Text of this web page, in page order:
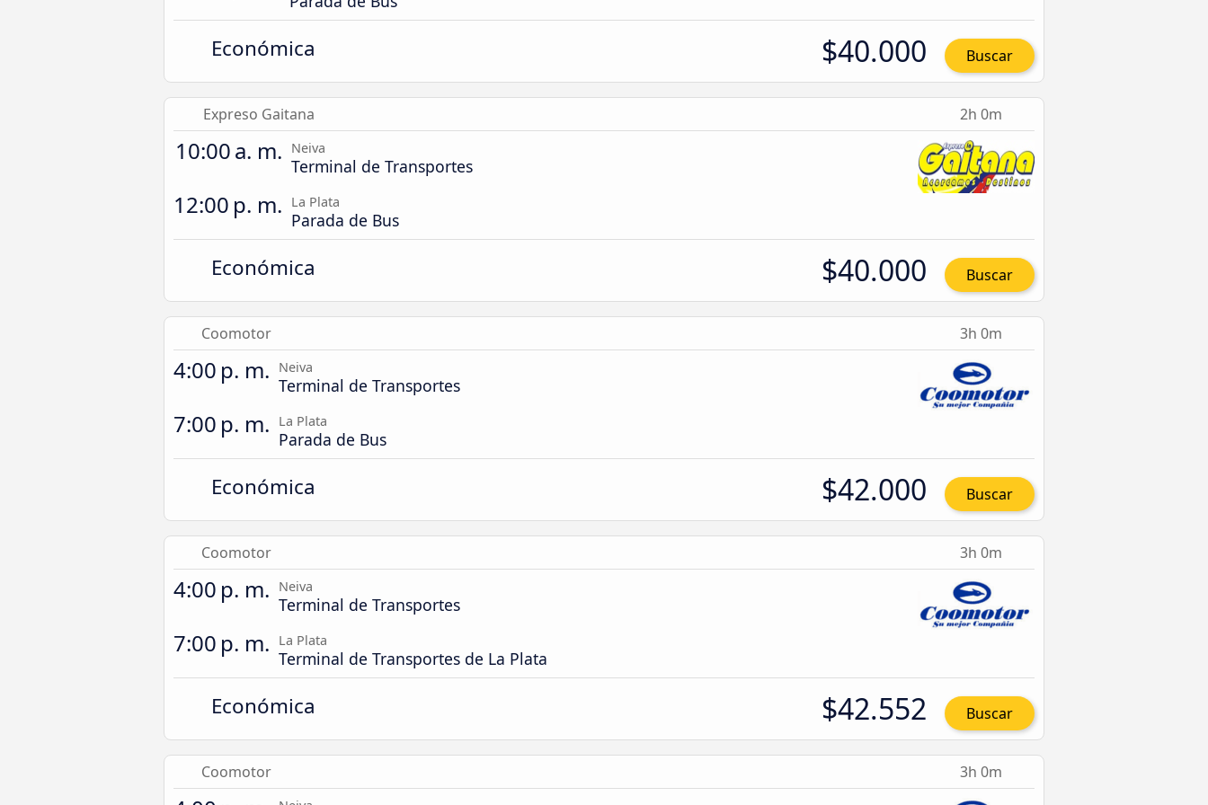
Económica $40.000 Buscar
Expreso Gaitana 2h 0m
10:00 a. m. Neiva
Terminal de Transportes
12:00 p. m. La Plata
Parada de Bus
Económica $40.000 Buscar
Coomotor 3h 0m
4:00 p. m. Neiva
Terminal de Transportes
7:00 p. m. La Plata
Parada de Bus
Económica $42.000 Buscar
Coomotor 3h 0m
4:00 p. m. Neiva
Terminal de Transportes
7:00 p. m. La Plata
Terminal de Transportes de La Plata
Económica $42.552 Buscar
Coomotor 3h 0m